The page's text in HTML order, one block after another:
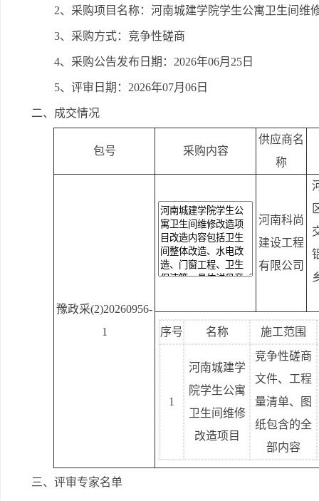
2、采购项目名称：河南城建学院学生公寓卫生间维
3、采购方式：竞争性磋商
4、采购公告发布日期：2026年06月25日
5、评审日期：2026年07月06日
二、成交情况
包号 采购内容
供应商名
称
豫政采(2)20260956-
1
河南科尚
建设工程
有限公司
序号 名称 施工范围
1
河南城建学
院学生公寓
卫生间维修
改造项目
竞争性磋商
文件、工程
量清单、图
纸包含的全
部内容
三、评审专家名单